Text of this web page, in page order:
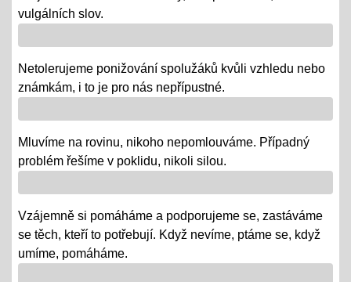
- DRŽÍME PĚSTI
Vánoce - tradiční projektová výuka
01.12.2018
- po celý ADVENT využijeme projektovou výuku v
letos bez JARMARKU, ale s vrstevnickou výukou ve
VV = "MALÍ UČÍ VELKÉ"
08.10.2018
- vědomostní a výtvarné soutěže
vulgálních slov.
Netolerujeme ponižování spolužáků kvůli vzhledu nebo
známkám, i to je pro nás nepřípustné.
Mluvíme na rovinu, nikoho nepomlouváme. Případný
problém řešíme v poklidu, nikoli silou.
Vzájemně si pomáháme a podporujeme se, zastáváme
se těch, kteří to potřebují. Když nevíme, ptáme se, když
umíme, pomáháme.